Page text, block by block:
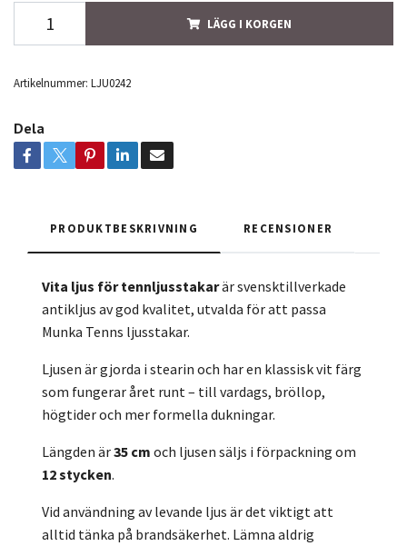
LÄGG I KORGEN
Artikelnummer: LJU0242
Dela
PRODUKTBESKRIVNING RECENSIONER
Vita ljus för tennljusstakarär svensktillverkade
antikljus av god kvalitet, utvalda för att passa
Munka Tenns ljusstakar.
Ljusen är gjorda i stearin och har en klassisk vit färg
som fungerar året runt – till vardags, bröllop,
högtider och mer formella dukningar.
Längden är35 cm och ljusen säljs i förpackning om
12 stycken.
Vid användning av levande ljus är det viktigt att
alltid tänka på brandsäkerhet. Lämna aldrig